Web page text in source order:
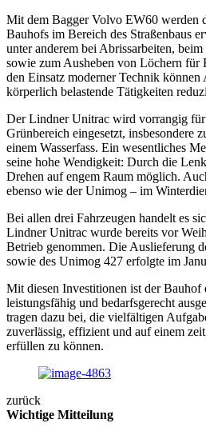
Mit dem Bagger Volvo EW60 werden
Bauhofs im Bereich des Straßenbaus
unter anderem bei Abrissarbeiten,
sowie zum Ausheben von Löchern für
den Einsatz moderner Technik
körperlich belastende Tätigkeiten
Der Lindner Unitrac wird vorrangig
Grünbereich eingesetzt, insbesondere
einem Wasserfass. Ein wesentliches
seine hohe Wendigkeit: Durch die
Drehen auf engem Raum möglich.
ebenso wie der Unimog – im
Bei allen drei Fahrzeugen handelt es
Lindner Unitrac wurde bereits vor
Betrieb genommen. Die Auslieferung
sowie des Unimog 427 erfolgte im
Mit diesen Investitionen ist der Bauhof
leistungsfähig und bedarfsgerecht
tragen dazu bei, die vielfältigen
zuverlässig, effizient und auf einem
erfüllen zu können.
zurück
Wichtige Mitteilung